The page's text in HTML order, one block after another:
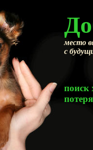
место
с
поиск